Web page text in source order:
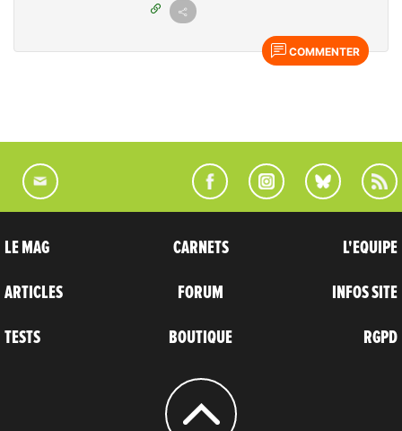
COMMENTER
LE MAG
ARTICLES
TESTS
CARNETS
FORUM
BOUTIQUE
L'EQUIPE
INFOS SITE
RGPD